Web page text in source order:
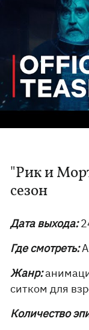
"Рик и
сезон
Дата выхода:
Где смотреть:
Жанр:
ситком для
Количество